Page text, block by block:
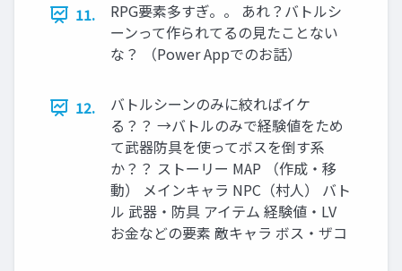
11.
RPG要素多すぎ。。 あれ？バトルシ
ーンって作られてるの見たことない
な？ （Power Appでのお話）
12.
バトルシーンのみに絞ればイケ
る？？ →バトルのみで経験値をため
て武器防具を使ってボスを倒す系
か？？ ストーリー MAP （作成・移
動） メインキャラ NPC（村人） バト
ル 武器・防具 アイテム 経験値・LV
お金などの要素 敵キャラ ボス・ザコ